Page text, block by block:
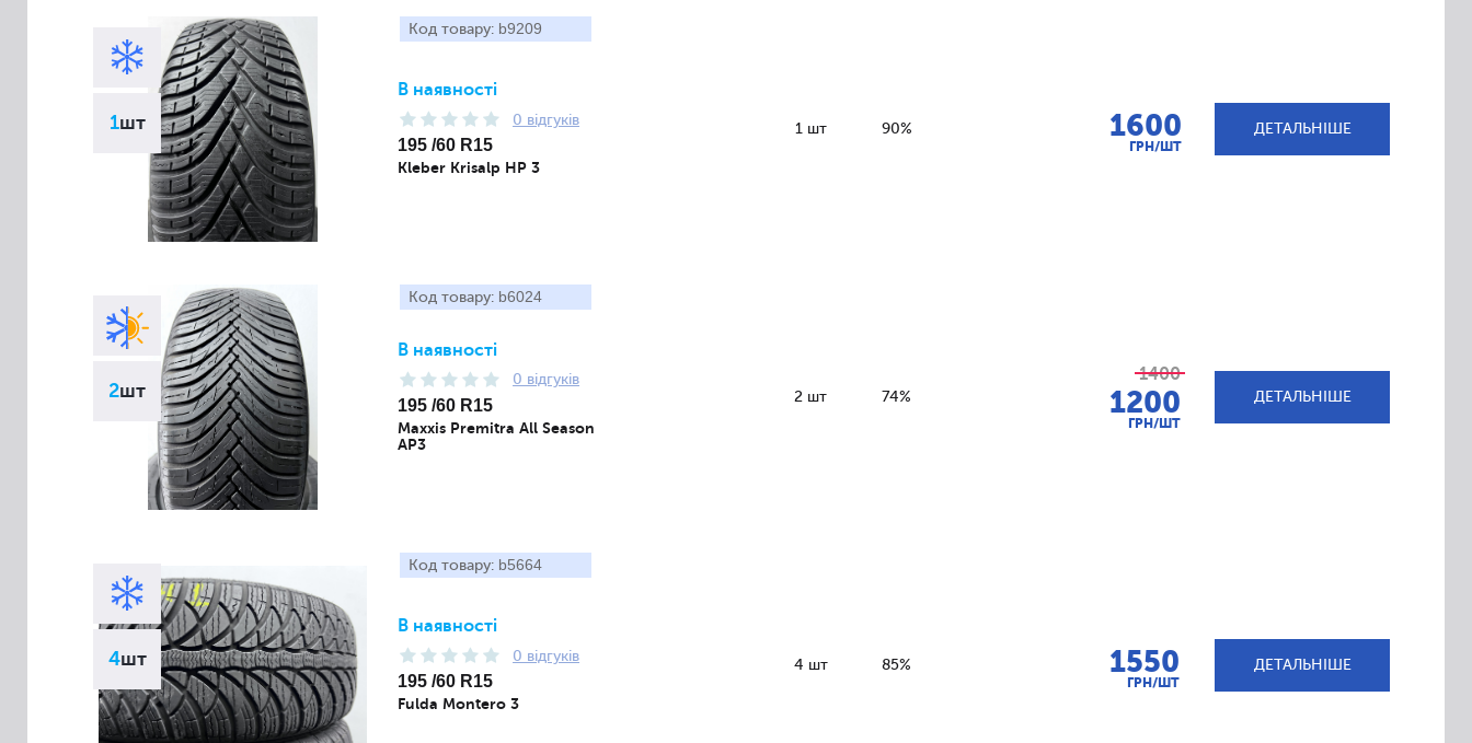
1шт
Код товару: b9209
В наявності
0 відгуків
195 /60 R15
Kleber Krisalp HP 3
1 шт 90% 1600
ГРН/ШТ
ДЕТАЛЬНІШЕ
2шт
Код товару: b6024
В наявності
0 відгуків
195 /60 R15
Maxxis Premitra All Season
AP3
2 шт 74%
1400
1200
ГРН/ШТ
ДЕТАЛЬНІШЕ
4шт
Код товару: b5664
В наявності
0 відгуків
195 /60 R15
Fulda Montero 3
4 шт 85% 1550
ГРН/ШТ
ДЕТАЛЬНІШЕ